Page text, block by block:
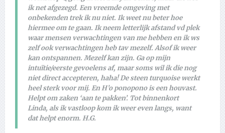
ik net afgezegd. Een vreemde omgeving met
onbekenden trek ik nu niet. Ik weet nu beter hoe
hiermee om te gaan. Ik neem letterlijk afstand vd plek
waar mensen verwachtingen van me hebben en ik ws
zelf ook verwachtingen heb tav mezelf. Alsof ik weer
kan ontspannen. Mezelf kan zijn. Ga op mijn
intuïtie/eerste gevoelens af, maar soms wil ik die nog
niet direct accepteren, haha! De steen turquoise werkt
heel sterk voor mij. En H’o ponopono is een houvast.
Helpt om zaken ‘aan te pakken’. Tot binnenkort
Linda, als ik vastloop kom ik weer even langs, want
dat helpt enorm. H.G.